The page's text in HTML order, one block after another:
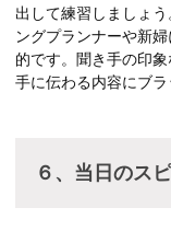
出して練習しましょ
ングプランナーや新
的です。聞き手の印
手に伝わる内容にブラ
６、当日のス